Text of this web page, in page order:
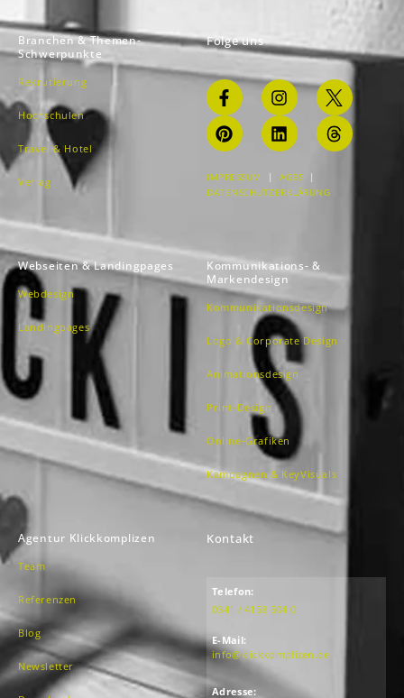
Branchen & Themen-
Schwerpunkte
Rekrutierung
Hochschulen
Travel & Hotel
Verlag
Folge uns
IMPRESSUM | AGBS |
DATENSCHUTZERKLÄRUNG
Webseiten & Landingpages
Webdesign
Landingpages
Kommunikations- &
Markendesign
Kommunikationsdesign
Logo & Corporate Design
Animationsdesign
Print-Design
Online-Grafiken
Kampagnen & KeyVisuals
Agentur Klickkomplizen
Team
Referenzen
Blog
Newsletter
Kontakt
Telefon:
0341 / 4158 504 0
E-Mail:
info@klickkomplizen.de
Adresse: